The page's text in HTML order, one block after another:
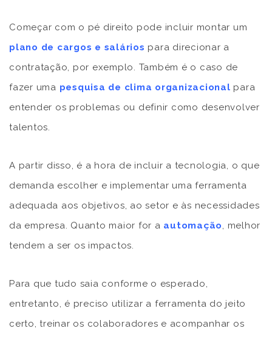
Começar com o pé direito pode incluir montar um
plano de cargos e salários para direcionar a
contratação, por exemplo. Também é o caso de
fazer uma pesquisa de clima organizacional para
entender os problemas ou definir como desenvolver
talentos.
A partir disso, é a hora de incluir a tecnologia, o que
demanda escolher e implementar uma ferramenta
adequada aos objetivos, ao setor e às necessidades
da empresa. Quanto maior for a automação, melhor
tendem a ser os impactos.
Para que tudo saia conforme o esperado,
entretanto, é preciso utilizar a ferramenta do jeito
certo, treinar os colaboradores e acompanhar os